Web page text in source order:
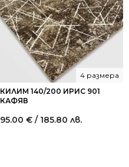
КИЛИМ 140/200 ИРИС 901
КАФЯВ
4 размера
95.00 € / 185.80 лв.